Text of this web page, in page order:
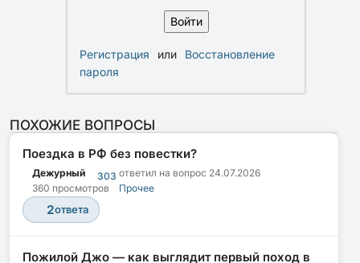
Регистрация или
Восстановление
пароля
ПОХОЖИЕ ВОПРОСЫ
Поездка в РФ без повестки?
Дежурный 303 ответил на вопрос 24.07.2026
360 просмотров
Прочее
2ответа
Пожилой Джо — как выглядит первый поход в